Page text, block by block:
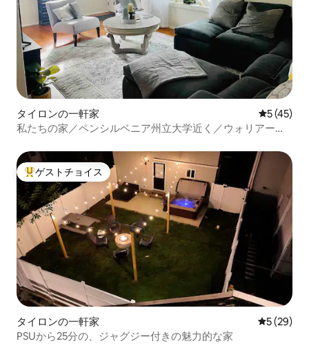
タイロンの一軒家 レビュー
5 (45)
私たちの家／ペンシルベニア州立大学近く／ウォリアーズ
大好評のゲストチョイスです。
ゲストチョイス
タイロンの一軒家 レビュー
5 (29)
PSUから25分の、ジャグジー付きの魅力的な家